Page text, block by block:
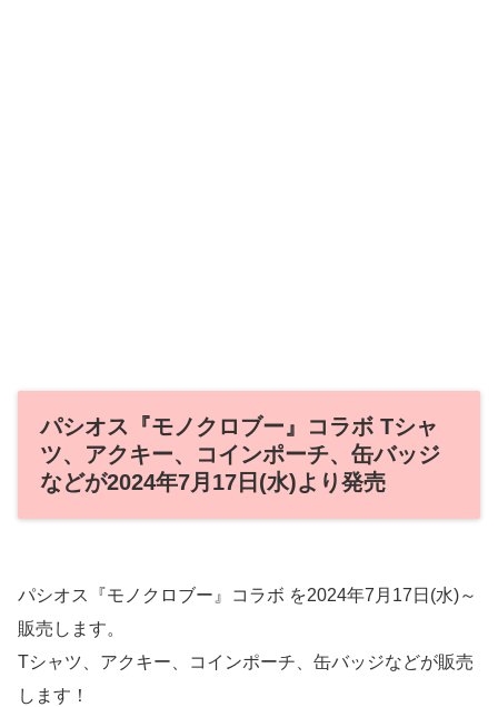
パシオス『モノクロブー』コラボ Tシャ
ツ、アクキー、コインポーチ、缶バッジ
などが2024年7月17日(水)より発売
パシオス『モノクロブー』コラボ を2024年7月17日(水)～
販売します。
Tシャツ、アクキー、コインポーチ、缶バッジなどが販売
します！